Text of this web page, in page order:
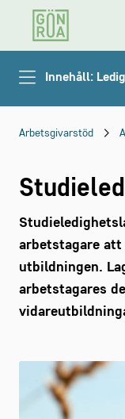
Innehåll:
Arbetsgivarstöd
arbetstagare
utbildningen.
arbetstagares